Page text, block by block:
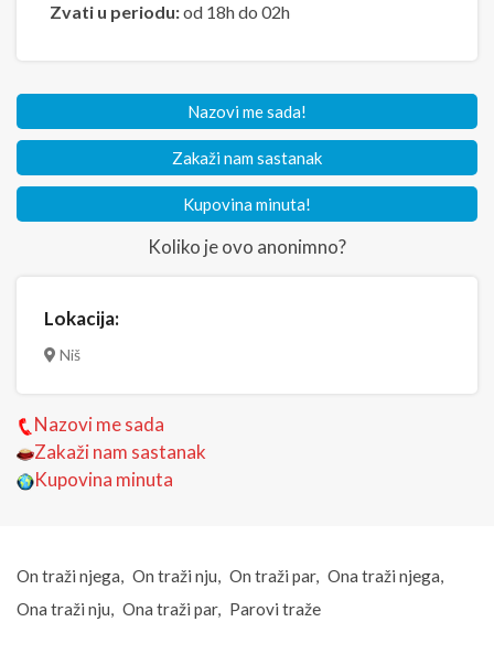
Zvati u periodu:od 18h do 02h
Nazovi me sada!
Zakaži nam sastanak
Kupovina minuta!
Koliko je ovo anonimno?
Lokacija:
Niš
Nazovi me sada
Zakaži nam sastanak
Kupovina minuta
On traži njega On traži nju On traži par
Ona traži njega
Ona traži nju
Ona traži par Parovi traže